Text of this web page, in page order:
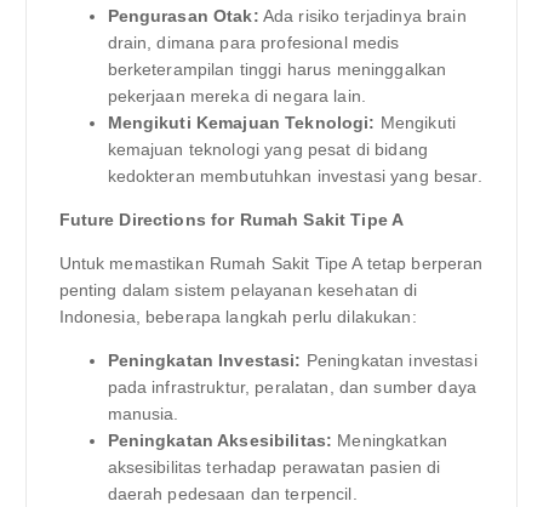
Pengurasan Otak: Ada risiko terjadinya brain
drain, dimana para profesional medis
berketerampilan tinggi harus meninggalkan
pekerjaan mereka di negara lain.
Mengikuti Kemajuan Teknologi: Mengikuti
kemajuan teknologi yang pesat di bidang
kedokteran membutuhkan investasi yang besar.
Future Directions for Rumah Sakit Tipe A
Untuk memastikan Rumah Sakit Tipe A tetap berperan
penting dalam sistem pelayanan kesehatan di
Indonesia, beberapa langkah perlu dilakukan:
Peningkatan Investasi: Peningkatan investasi
pada infrastruktur, peralatan, dan sumber daya
manusia.
Peningkatan Aksesibilitas: Meningkatkan
aksesibilitas terhadap perawatan pasien di
daerah pedesaan dan terpencil.